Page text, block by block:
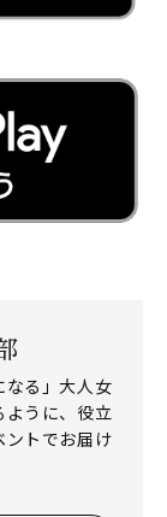
なる」大人女
うに、役立
ントでお届け